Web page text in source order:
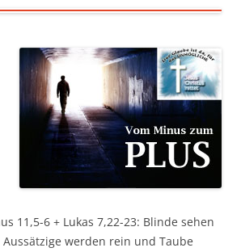
11,5-6 + Lukas 7,22-23: Blinde sehen
werden rein und Taube